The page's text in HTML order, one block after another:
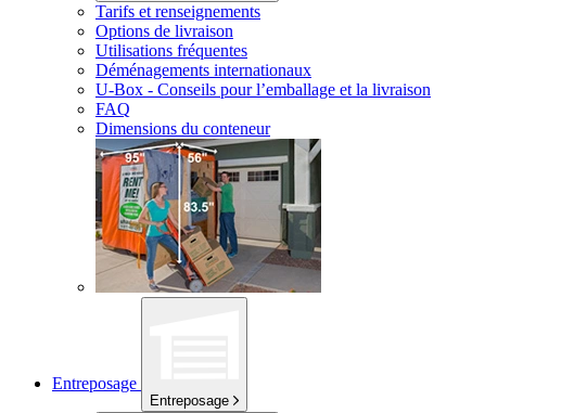
Tarifs et renseignements
Options de livraison
Utilisations fréquentes
Déménagements internationaux
U-Box - Conseils pour l’emballage et la livraison
FAQ
Dimensions du conteneur
Entreposage
Entreposage